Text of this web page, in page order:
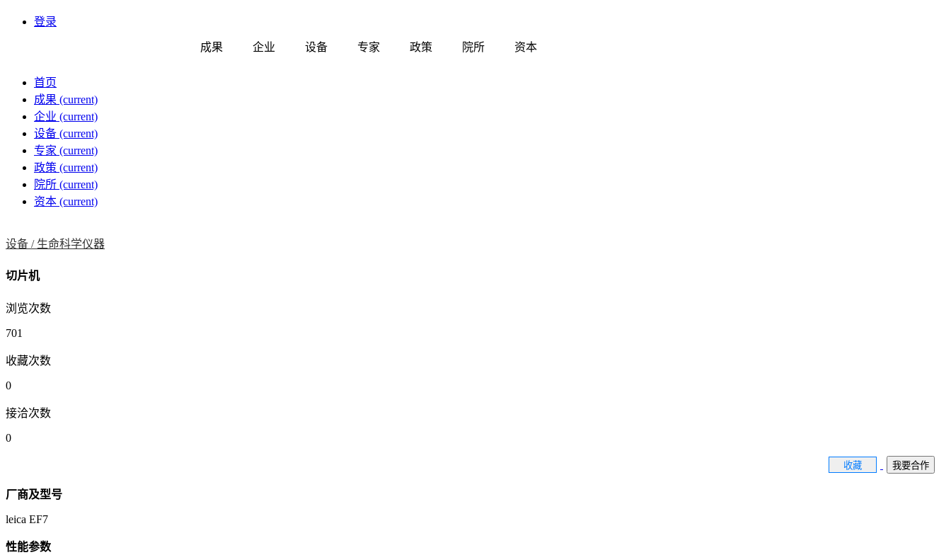
登录
成果 企业 设备 专家 政策 院所 资本
首页
成果 (current)
企业 (current)
设备 (current)
专家 (current)
政策 (current)
院所 (current)
资本 (current)
设备 / 生命科学仪器
切片机
浏览次数
701
收藏次数
0
接洽次数
0
收藏 我要合作
厂商及型号
leica EF7
性能参数